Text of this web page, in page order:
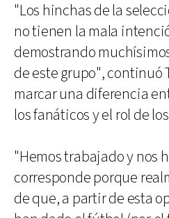
"Los hinchas de la
no tienen la mala
demostrando
de este grupo",
marcar una diferencia
los fanáticos y el rol de
"Hemos trabajado y nos
corresponde porque
de que, a partir de esta